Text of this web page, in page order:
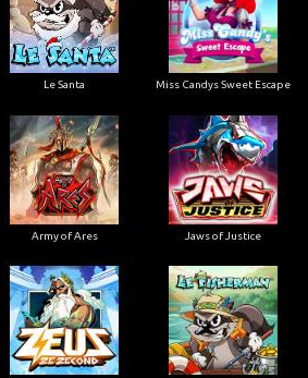
Le Santa Miss Candys Sweet Escape
Army of Ares Jaws of Justice